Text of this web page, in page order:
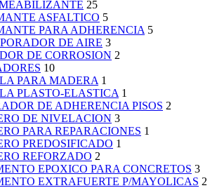
25
ASFALTICO 5
PARA ADHERENCIA 5
DE AIRE 3
DE CORROSION 2
10
PARA MADERA 1
PLASTO-ELASTICA 1
DE ADHERENCIA PISOS 2
DE NIVELACION 3
PARA REPARACIONES 1
PREDOSIFICADO 1
REFORZADO 2
EPOXICO PARA CONCRETOS 3
EXTRAFUERTE P/MAYOLICAS 2